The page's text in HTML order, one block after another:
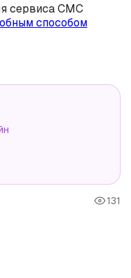
сервиса СМС
способом
131